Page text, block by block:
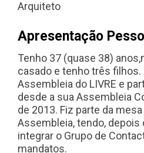
Arquiteto
Apresentação
Tenho 37 (quase 38)
casado e tenho três filhos.
Assembleia do LIVRE e
desde a sua Assembleia
de 2013. Fiz parte da
Assembleia, tendo, depois
integrar o Grupo de
mandatos.